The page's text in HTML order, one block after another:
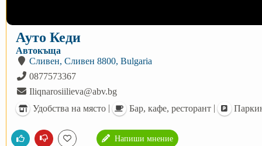
Ауто Кеди
Автокъща
Сливен, Сливен 8800, Bulgaria
0877573367
Iliqnarosiilieva@abv.bg
Удобства на място| Бар, кафе, ресторант|
Напиши мнение